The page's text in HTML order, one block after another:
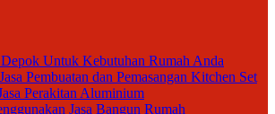
Untuk Kebutuhan Rumah Anda
Pembuatan dan Pemasangan Kitchen Set
Perakitan Aluminium
Jasa Bangun Rumah